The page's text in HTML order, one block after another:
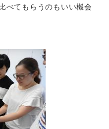
べてもらうのもいい機会